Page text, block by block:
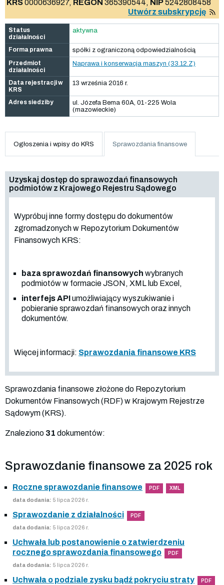
KRS0000636927, REGON 365390544, NIP5242808458
Utwórz subskrypcję
Status
działalności
aktywna
Forma prawna
spółki z ograniczoną odpowiedzialnością
Przedmiot
działalności
Naprawa i konserwacja maszyn (33.12.Z)
Data rejestracji w
KRS
13 września 2016 r.
Adres siedziby
ul. Józefa Bema 60A, 01-225 Wola
(mazowieckie)
Ogłoszenia i wpisy do KRS Sprawozdania finansowe
Uzyskaj dostęp do sprawozdań finansowych
podmiotów z Krajowego Rejestru Sądowego
Wypróbuj inne formy dostępu do dokumentów
zgromadzonych w Repozytorium Dokumentów
Finansowych KRS:
baza sprawozdań finansowych wybranych
podmiotów w formacie JSON, XML lub Excel,
interfejs APIumożliwiający wyszukiwanie i
pobieranie sprawozdań finansowych oraz innych
dokumentów.
Więcej informacji: Sprawozdania finansowe KRS
Sprawozdania finansowe złożone do Repozytorium
Dokumentów Finansowych (RDF) w Krajowym Rejestrze
Sądowym (KRS).
Znaleziono 31 dokumentów:
Sprawozdanie finansowe za 2025 rok
Roczne sprawozdanie finansowe PDF XML
data dodania: 5 lipca 2026 r.
Sprawozdanie z działalności PDF
data dodania: 5 lipca 2026 r.
Uchwała lub postanowienie o zatwierdzeniu
rocznego sprawozdania finansowego
PDF
data dodania: 5 lipca 2026 r.
Uchwała o podziale zysku bądź pokryciu straty PDF